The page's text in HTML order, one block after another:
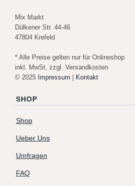
Mix Markt
Dülkener Str. 44-46
47804 Krefeld
* Alle Preise gelten nur für Onlineshop
inkl. MwSt, zzgl. Versandkosten
© 2025 Impressum | Kontakt
SHOP
Shop
Ueber Uns
Umfragen
FAQ